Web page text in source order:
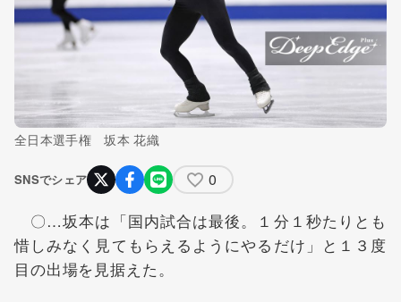
全日本選手権 坂本 花織
SNSでシェア 0
〇…坂本は「国内試合は最後。１分１秒たりとも
惜しみなく見てもらえるようにやるだけ」と１３度
目の出場を見据えた。